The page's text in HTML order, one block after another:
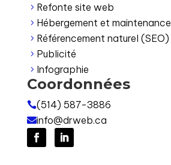
5 Refonte site web
5 Hébergement et maintenance
5 Référencement naturel (SEO)
5 Publicité
5 Infographie
Coordonnées
(514) 587-3886
info@drweb.ca